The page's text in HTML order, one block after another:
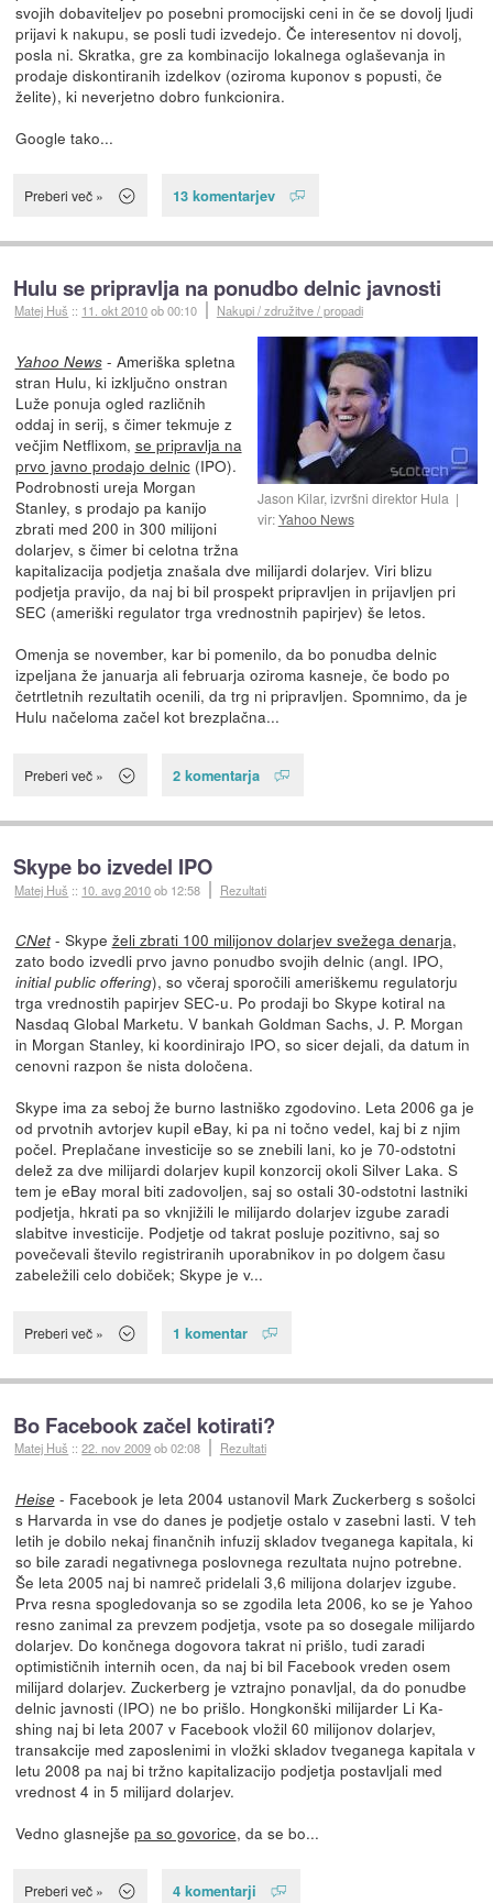
svojih dobaviteljev po posebni promocijski ceni in če se dovolj ljudi
prijavi k nakupu, se posli tudi izvedejo. Če interesentov ni dovolj,
posla ni. Skratka, gre za kombinacijo lokalnega oglaševanja in
prodaje diskontiranih izdelkov (oziroma kuponov s popusti, če
želite), ki neverjetno dobro funkcionira.
Google tako...
Preberi več » 13 komentarjev
Hulu se pripravlja na ponudbo delnic javnosti
Matej Huš :: 11. okt 2010ob 00:10 Nakupi / združitve / propadi
Jason Kilar, izvršni direktor Hula
vir:Yahoo News
Yahoo News- Ameriška spletna
stran Hulu, ki izključno onstran
Luže ponuja ogled različnih
oddaj in serij, s čimer tekmuje z
večjim Netflixom, se pripravlja na
prvo javno prodajo delnic(IPO).
Podrobnosti ureja Morgan
Stanley, s prodajo pa kanijo
zbrati med 200 in 300 milijoni
dolarjev, s čimer bi celotna tržna
kapitalizacija podjetja znašala dve milijardi dolarjev. Viri blizu
podjetja pravijo, da naj bi bil prospekt pripravljen in prijavljen pri
SEC (ameriški regulator trga vrednostnih papirjev) še letos.
Omenja se november, kar bi pomenilo, da bo ponudba delnic
izpeljana že januarja ali februarja oziroma kasneje, če bodo po
četrtletnih rezultatih ocenili, da trg ni pripravljen. Spomnimo, da je
Hulu načeloma začel kot brezplačna...
Preberi več » 2 komentarja
Skype bo izvedel IPO
Matej Huš :: 10. avg 2010ob 12:58 Rezultati
CNet- Skype želi zbrati 100 milijonov dolarjev svežega denarja,
zato bodo izvedli prvo javno ponudbo svojih delnic (angl. IPO,
initial public offering), so včeraj sporočili ameriškemu regulatorju
trga vrednostih papirjev SEC-u. Po prodaji bo Skype kotiral na
Nasdaq Global Marketu. V bankah Goldman Sachs, J. P. Morgan
in Morgan Stanley, ki koordinirajo IPO, so sicer dejali, da datum in
cenovni razpon še nista določena.
Skype ima za seboj že burno lastniško zgodovino. Leta 2006 ga je
od prvotnih avtorjev kupil eBay, ki pa ni točno vedel, kaj bi z njim
počel. Preplačane investicije so se znebili lani, ko je 70-odstotni
delež za dve milijardi dolarjev kupil konzorcij okoli Silver Laka. S
tem je eBay moral biti zadovoljen, saj so ostali 30-odstotni lastniki
podjetja, hkrati pa so vknjižili le milijardo dolarjev izgube zaradi
slabitve investicije. Podjetje od takrat posluje pozitivno, saj so
povečevali število registriranih uporabnikov in po dolgem času
zabeležili celo dobiček; Skype je v...
Preberi več » 1 komentar
Bo Facebook začel kotirati?
Matej Huš ::22. nov 2009ob 02:08 Rezultati
Heise- Facebook je leta 2004 ustanovil Mark Zuckerberg s sošolci
s Harvarda in vse do danes je podjetje ostalo v zasebni lasti. V teh
letih je dobilo nekaj finančnih infuzij skladov tveganega kapitala, ki
so bile zaradi negativnega poslovnega rezultata nujno potrebne.
Še leta 2005 naj bi namreč pridelali 3,6 milijona dolarjev izgube.
Prva resna spogledovanja so se zgodila leta 2006, ko se je Yahoo
resno zanimal za prevzem podjetja, vsote pa so dosegale milijardo
dolarjev. Do končnega dogovora takrat ni prišlo, tudi zaradi
optimističnih internih ocen, da naj bi bil Facebook vreden osem
milijard dolarjev. Zuckerberg je vztrajno ponavljal, da do ponudbe
delnic javnosti (IPO) ne bo prišlo. Hongkonški milijarder Li Ka-
shing naj bi leta 2007 v Facebook vložil 60 milijonov dolarjev,
transakcije med zaposlenimi in vložki skladov tveganega kapitala v
letu 2008 pa naj bi tržno kapitalizacijo podjetja postavljali med
vrednost 4 in 5 milijard dolarjev.
Vedno glasnejše pa so govorice, da se bo...
Preberi več » 4 komentarji